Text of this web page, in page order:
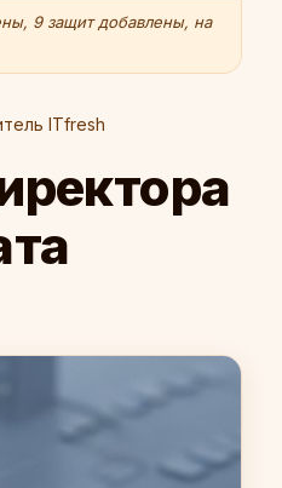
9 защит добавлены, на
ITfresh